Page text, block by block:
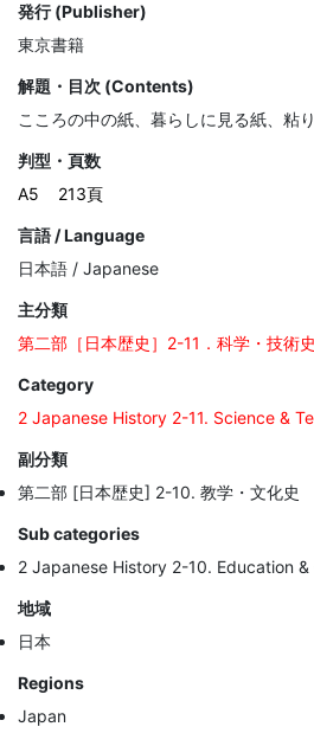
発行 (Publisher)
東京書籍
解題・目次 (Contents)
こころの中の紙、暮らしに見る紙、粘り
判型・頁数
A5
213頁
言語 / Language
日本語 / Japanese
主分類
第二部［日本歴史］2-11．科学・技術史
Category
2 Japanese History 2-11. Science &
副分類
第二部 [日本歴史] 2-10. 教学・文化史
Sub categories
2 Japanese History 2-10. Education &
地域
日本
Regions
Japan